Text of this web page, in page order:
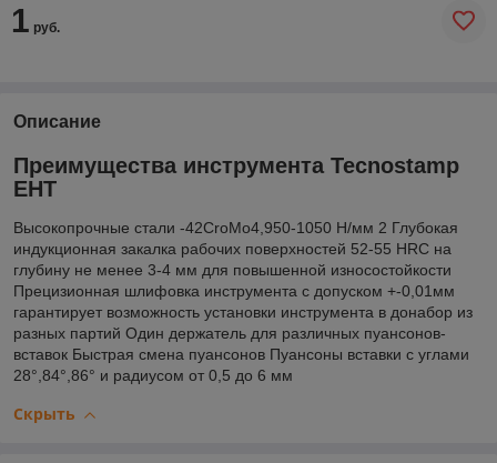
1 руб.
Описание
Преимущества инструмента Tecnostamp
EHT
Высокопрочные стали -42CroMo4,950-1050 Н/мм 2 Глубокая
индукционная закалка рабочих поверхностей 52-55 HRC на
глубину не менее 3-4 мм для повышенной износостойкости
Прецизионная шлифовка инструмента с допуском +-0,01мм
гарантирует возможность установки инструмента в донабор из
разных партий Один держатель для различных пуансонов-
вставок Быстрая смена пуансонов Пуансоны вставки с углами
28°,84°,86° и радиусом от 0,5 до 6 мм
Скрыть